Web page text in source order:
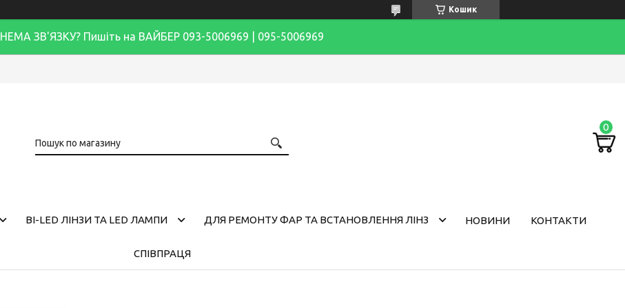
Кошик
НЕМА ЗВ'ЯЗКУ? Пишіть на ВАЙБЕР 093-5006969 | 095-5006969
BI-LED ЛІНЗИ ТА LED ЛАМПИ ДЛЯ РЕМОНТУ ФАР ТА ВСТАНОВЛЕННЯ ЛІНЗ НОВИНИ КОНТАКТИ
СПІВПРАЦЯ